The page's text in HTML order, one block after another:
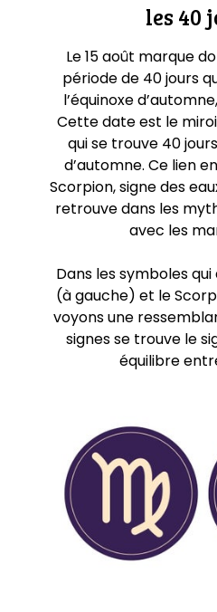
les 40
Le 15 août marque
période de 40 jours
l’équinoxe
Cette date est le
qui se trouve 40
d’automne. Ce lien
Scorpion, signe des
retrouve dans les
avec les
Dans les symboles
(à gauche) et le
voyons une
signes se trouve le
équilibre